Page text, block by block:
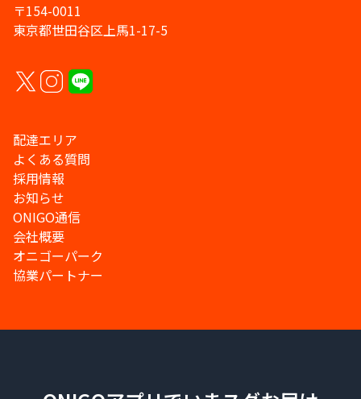
〒154-0011
東京都世田谷区上馬1-17-5
配達エリア
よくある質問
採用情報
お知らせ
ONIGO通信
会社概要
オニゴーパーク
協業パートナー